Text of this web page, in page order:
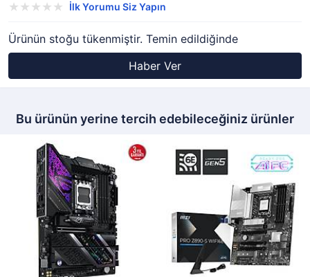
İlk Yorumu Siz Yapın
Ürünün stoğu tükenmiştir. Temin edildiğinde
Haber Ver
Bu ürünün yerine tercih edebileceğiniz ürünler